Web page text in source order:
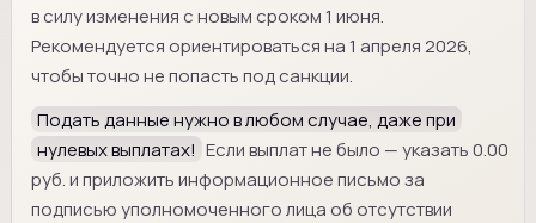
в силу изменения с новым сроком 1 июня.
Рекомендуется ориентироваться на 1 апреля 2026,
чтобы точно не попасть под санкции.
Подать данные нужно в любом случае, даже при
нулевых выплатах! Если выплат не было — указать 0.00
руб. и приложить информационное письмо за
подписью уполномоченного лица об отсутствии